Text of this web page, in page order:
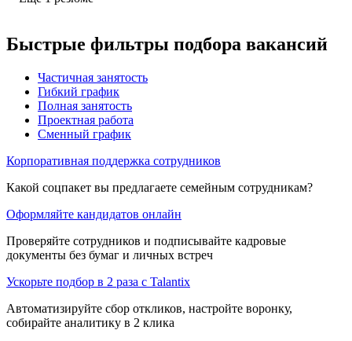
Быстрые фильтры подбора вакансий
Частичная занятость
Гибкий график
Полная занятость
Проектная работа
Сменный график
Корпоративная поддержка сотрудников
Какой соцпакет вы предлагаете семейным сотрудникам?
Оформляйте кандидатов онлайн
Проверяйте сотрудников и подписывайте кадровые
документы без бумаг и личных встреч
Ускорьте подбор в 2 раза с Talantix
Автоматизируйте сбор откликов, настройте воронку,
собирайте аналитику в 2 клика